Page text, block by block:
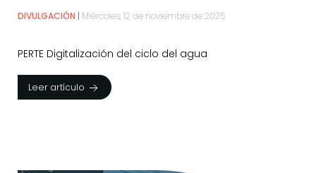
DIVULGACIÓN Miércoles, 12 de noviembre de 2025
PERTE Digitalización del ciclo del agua
Leer artículo